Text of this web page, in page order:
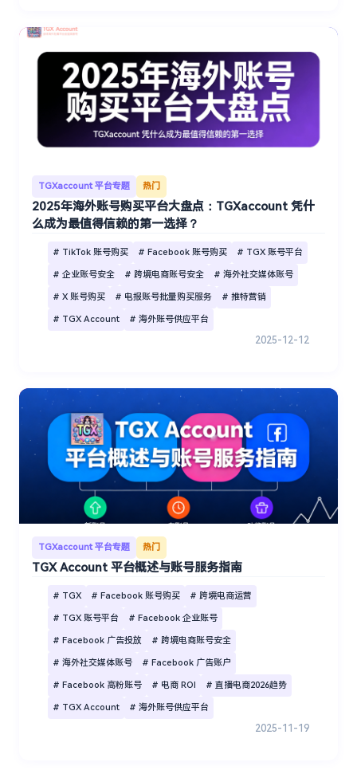
TGXaccount 平台专题 热门
2025年海外账号购买平台大盘点：TGXaccount 凭什
么成为最值得信赖的第一选择？
# TikTok 账号购买 # Facebook 账号购买 # TGX 账号平台
# 企业账号安全 # 跨境电商账号安全 # 海外社交媒体账号
# X 账号购买 # 电报账号批量购买服务 # 推特营销
# TGX Account # 海外账号供应平台
2025-12-12
TGXaccount 平台专题 热门
TGX Account 平台概述与账号服务指南
# TGX # Facebook 账号购买 # 跨境电商运营
# TGX 账号平台 # Facebook 企业账号
# Facebook 广告投放 # 跨境电商账号安全
# 海外社交媒体账号 # Facebook 广告账户
# Facebook 高粉账号 # 电商 ROI # 直播电商2026趋势
# TGX Account # 海外账号供应平台
2025-11-19